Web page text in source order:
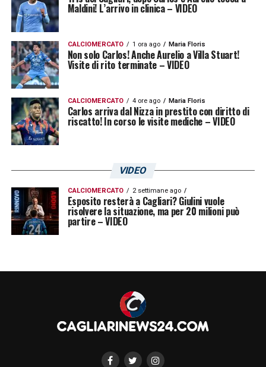
Maldini! L’arrivo in clinica – VIDEO
CALCIOMERCATO 1 ora ago Maria Floris
Non solo Carlos! Anche Aurelio a Villa Stuart!
Visite di rito terminate – VIDEO
CALCIOMERCATO 4 ore ago Maria Floris
Carlos arriva dal Nizza in prestito con diritto di
riscatto! In corso le visite mediche – VIDEO
VIDEO
CALCIOMERCATO 2 settimane ago
Esposito resterà a Cagliari? Giulini vuole
risolvere la situazione, ma per 20 milioni può
partire – VIDEO